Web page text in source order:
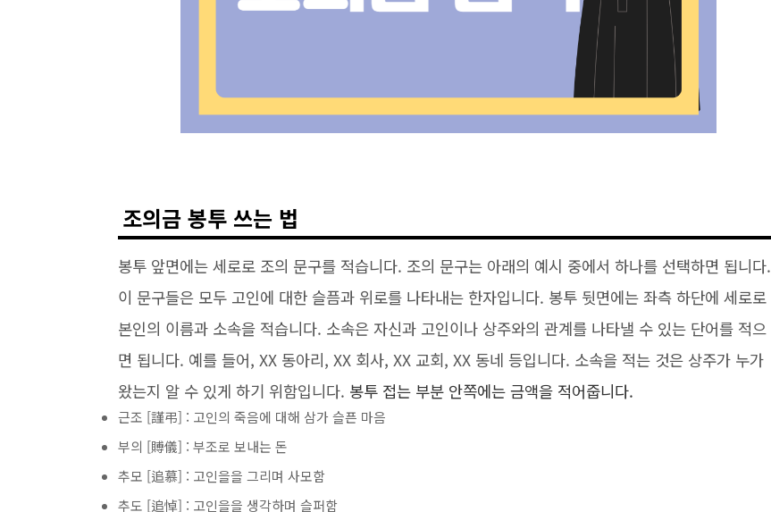
조의금 봉투 쓰는 법
봉투 앞면에는 세로로 조의 문구를 적습니다. 조의 문구는 아래의 예시 중에서 하나를 선택하면 됩니다.
이 문구들은 모두 고인에 대한 슬픔과 위로를 나타내는 한자입니다. 봉투 뒷면에는 좌측 하단에 세로로
본인의 이름과 소속을 적습니다. 소속은 자신과 고인이나 상주와의 관계를 나타낼 수 있는 단어를 적으
면 됩니다. 예를 들어, XX 동아리, XX 회사, XX 교회, XX 동네 등입니다. 소속을 적는 것은 상주가 누가
왔는지 알 수 있게 하기 위함입니다. 봉투 접는 부분 안쪽에는 금액을 적어줍니다.
근조 [謹弔] : 고인의 죽음에 대해 삼가 슬픈 마음
부의 [賻儀] : 부조로 보내는 돈
추모 [追慕] : 고인을을 그리며 사모함
추도 [追悼] : 고인을을 생각하며 슬퍼함